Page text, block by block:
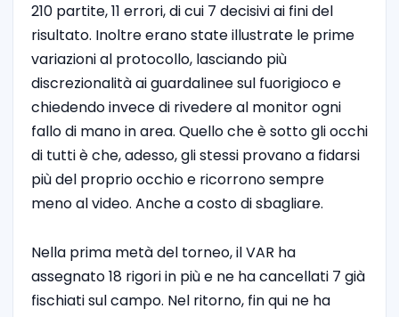
210 partite, 11 errori, di cui 7 decisivi ai fini del
risultato. Inoltre erano state illustrate le prime
variazioni al protocollo, lasciando più
discrezionalità ai guardalinee sul fuorigioco e
chiedendo invece di rivedere al monitor ogni
fallo di mano in area. Quello che è sotto gli occhi
di tutti è che, adesso, gli stessi provano a fidarsi
più del proprio occhio e ricorrono sempre
meno al video. Anche a costo di sbagliare.
Nella prima metà del torneo, il VAR ha
assegnato 18 rigori in più e ne ha cancellati 7 già
fischiati sul campo. Nel ritorno, fin qui ne ha